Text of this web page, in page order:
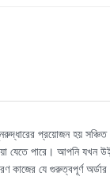
প্রয়োজন হয়
পারে। আপনি যখন
যে গুরুত্বপূর্ণ